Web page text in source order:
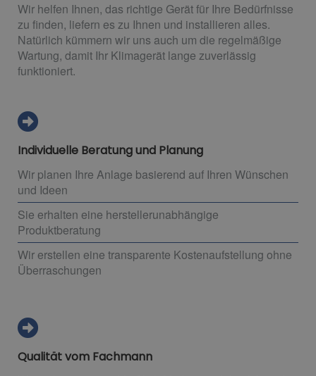
Wir helfen Ihnen, das richtige Gerät für Ihre Bedürfnisse
zu finden, liefern es zu Ihnen und installieren alles.
Natürlich kümmern wir uns auch um die regelmäßige
Wartung, damit Ihr Klimagerät lange zuverlässig
funktioniert.
Individuelle Beratung und Planung
Wir planen Ihre Anlage basierend auf Ihren Wünschen
und Ideen
Sie erhalten eine herstellerunabhängige
Produktberatung
Wir erstellen eine transparente Kostenaufstellung ohne
Überraschungen
Qualität vom Fachmann